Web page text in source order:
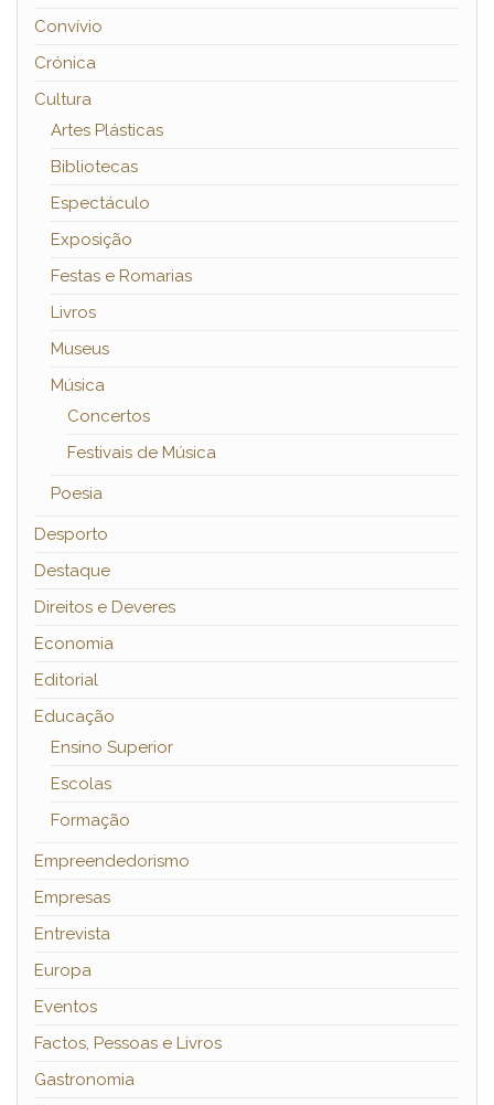
Convívio
Crónica
Cultura
Artes Plásticas
Bibliotecas
Espectáculo
Exposição
Festas e Romarias
Livros
Museus
Música
Concertos
Festivais de Música
Poesia
Desporto
Destaque
Direitos e Deveres
Economia
Editorial
Educação
Ensino Superior
Escolas
Formação
Empreendedorismo
Empresas
Entrevista
Europa
Eventos
Factos, Pessoas e Livros
Gastronomia